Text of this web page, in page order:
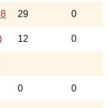
29
0
12
0
0
0